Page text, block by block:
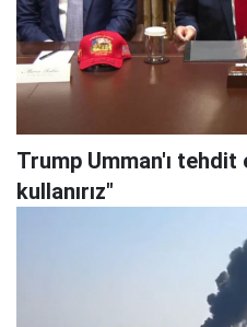
Trump Umman'ı
kullanırız"